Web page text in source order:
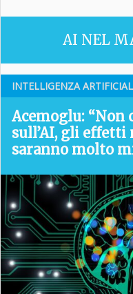
AI NEL
INTELLIGENZA
Acemoglu: “Non
sull’AI, gli
saranno molto